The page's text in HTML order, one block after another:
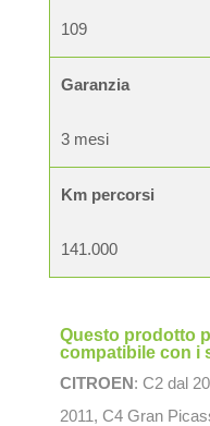
109
Garanzia
3 mesi
Km percorsi
141.000
Questo prodotto
compatibile con i
CITROEN: C2 dal
2011, C4 Gran